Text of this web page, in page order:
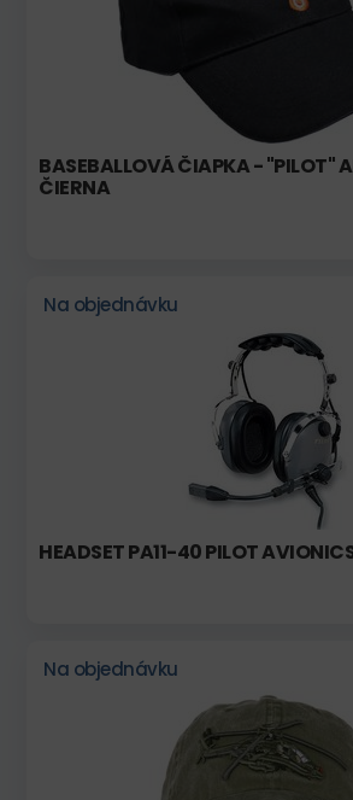
BASEBALLOVÁ ČIAPKA - "PILOT"
ČIERNA
Na objednávku
HEADSET PA11-40 PILOT
Na objednávku